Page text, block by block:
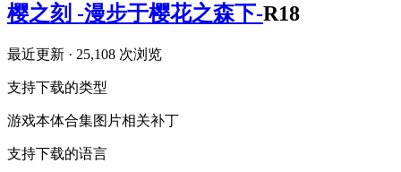
樱之刻 -漫步于樱花之森下-R18
最近更新 · 25,108 次浏览
支持下载的类型
游戏本体合集图片相关补丁
支持下载的语言